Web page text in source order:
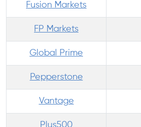
Fusion Markets
FP Markets
Global Prime
Pepperstone
Vantage
Plus500